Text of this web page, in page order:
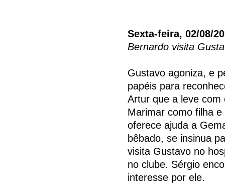
Sexta-feira, 02/08/
Bernardo visita
Gustavo agoniza, e
papéis para
Artur que a leve com
Marimar como filha
oferece ajuda a
bêbado, se insinua
visita Gustavo no
no clube. Sérgio
interesse por ele.